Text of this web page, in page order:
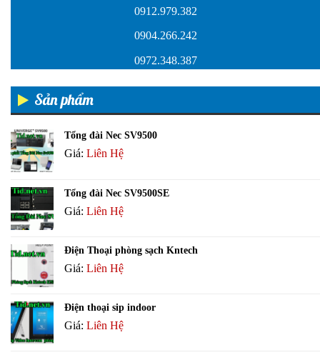
0912.979.382
0904.266.242
0972.348.387
Sản phẩm
Tổng đài Nec SV9500
Giá: Liên Hệ
Tổng đài Nec SV9500SE
Giá: Liên Hệ
Điện Thoại phòng sạch Kntech
Giá: Liên Hệ
Điện thoại sip indoor
Giá: Liên Hệ